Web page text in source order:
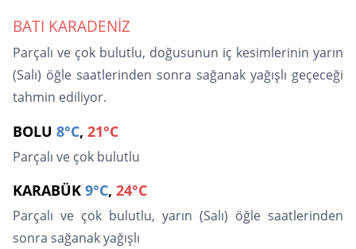
BATI KARADENİZ
Parçalı ve çok bulutlu, doğusunun iç kesimlerinin yarın
(Salı) öğle saatlerinden sonra sağanak yağışlı geçeceği
tahmin ediliyor.
BOLU 8°C, 21°C
Parçalı ve çok bulutlu
KARABÜK 9°C, 24°C
Parçalı ve çok bulutlu, yarın (Salı) öğle saatlerinden
sonra sağanak yağışlı